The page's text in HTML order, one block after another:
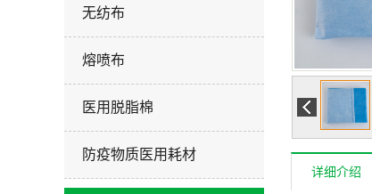
无纺布
熔喷布
医用脱脂棉
防疫物质医用耗材
详细介绍